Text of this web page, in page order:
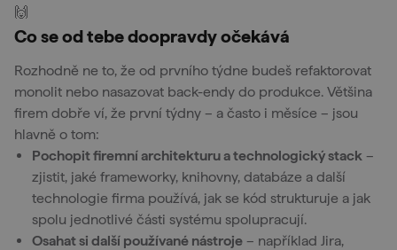
🙌
Co se od tebe doopravdy očekává
Rozhodně ne to, že od prvního týdne budeš refaktorovat
monolit nebo nasazovat back-endy do produkce. Většina
firem dobře ví, že první týdny – a často i měsíce – jsou
hlavně o tom:
Pochopit firemní architekturu a technologický stack –
zjistit, jaké frameworky, knihovny, databáze a další
technologie firma používá, jak se kód strukturuje a jak
spolu jednotlivé části systému spolupracují.
Osahat si další používané nástroje – například Jira,